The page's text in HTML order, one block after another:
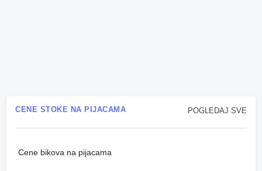
POGLEDAJ SVE
CENE STOKE NA PIJACAMA
Cene bikova na pijacama